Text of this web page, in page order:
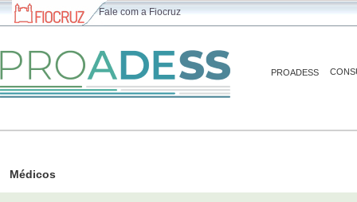
Fale com a Fiocruz
PROADESS
Médicos